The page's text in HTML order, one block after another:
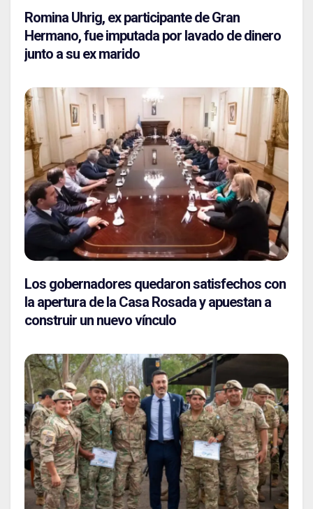
Romina Uhrig, ex participante de Gran
Hermano, fue imputada por lavado de dinero
junto a su ex marido
Los gobernadores quedaron satisfechos con
la apertura de la Casa Rosada y apuestan a
construir un nuevo vínculo